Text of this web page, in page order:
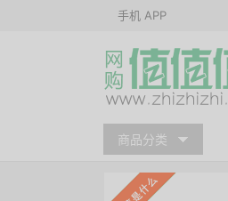
手机 APP
商品分类